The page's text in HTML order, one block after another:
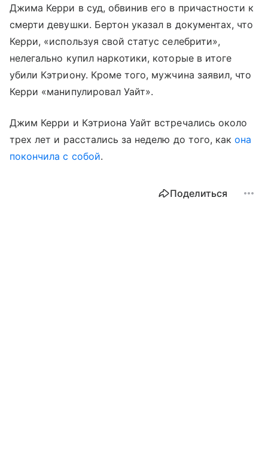
Джима Керри в суд, обвинив его в причастности к
смерти девушки. Бертон указал в документах, что
Керри, «используя свой статус селебрити»,
нелегально купил наркотики, которые в итоге
убили Кэтриону. Кроме того, мужчина заявил, что
Керри «манипулировал Уайт».
Джим Керри и Кэтриона Уайт встречались около
трех лет и расстались за неделю до того, какона
покончила с собой.
Поделиться